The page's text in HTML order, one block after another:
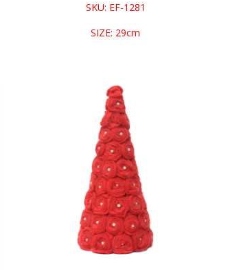
SKU: EF-1281
SIZE: 29cm